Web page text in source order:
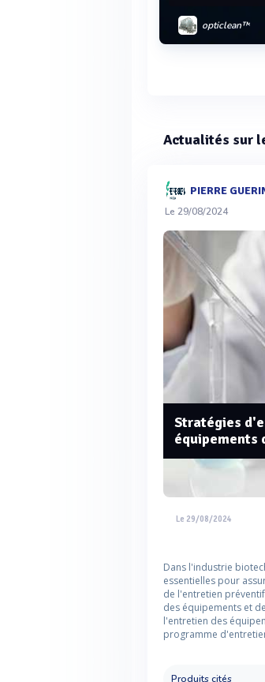
opticlean™
Actualités sur
PIERRE
Le 29/08/2024
Stratégies
équipements
Le 29/08/2024
Dans l'industrie
essentielles pour
de l'entretien
des équipements et
l'entretien des
programme
Produits cités